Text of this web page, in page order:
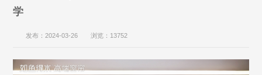
学
发布：2024-03-26 浏览：13752